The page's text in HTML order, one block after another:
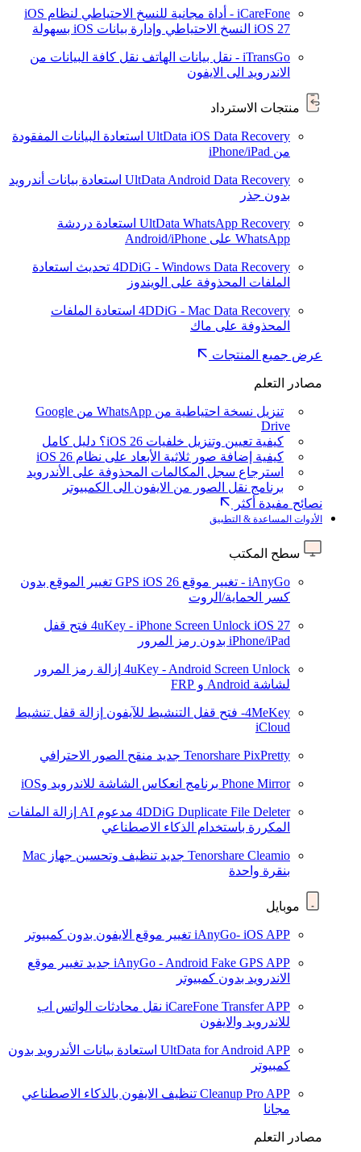
iCareFone - أداة مجانية للنسخ الاحتياطي لنظام iOS
iOS 27 النسخ الاحتياطي وإدارة بيانات iOS بسهولة
iTransGo - نقل بيانات الهاتف
نقل كافة البيانات من
الاندرويد الى الايفون
منتجات الاسترداد
UltData iOS Data Recovery استعادة البيانات المفقودة
من iPhone/iPad
UltData Android Data Recovery استعادة بيانات أندرويد
بدون جذر
UltData WhatsApp Recovery استعادة دردشة
WhatsApp على Android/iPhone
4DDiG - Windows Data Recovery تحديث استعادة
الملفات المحذوفة على الويندوز
4DDiG - Mac Data Recovery استعادة الملفات
المحذوفة على ماك
عرض جميع المنتجات
مصادر التعلم
تنزيل نسخة احتياطية من WhatsApp من Google
Drive
كيفية تعيين وتنزيل خلفيات iOS 26؟ دليل كامل
كيفية إضافة صور ثلاثية الأبعاد على نظام iOS 26
استرجاع سجل المكالمات المحذوفة على الأندرويد
برنامج نقل الصور من الايفون الى الكمبيوتر
نصائح مفيدة أكثر
الأدوات المساعدة & التطبيق
سطح المكتب
iAnyGo - تغيير موقع GPS iOS 26
تغيير الموقع بدون
كسر الحماية/الروت
4uKey - iPhone Screen Unlock iOS 27
فتح قفل
iPhone/iPad بدون رمز المرور
4uKey - Android Screen Unlock إزالة رمز المرور
لشاشة Android و FRP
4MeKey- فتح قفل التنشيط للآيفون
إزالة قفل تنشيط
iCloud
Tenorshare PixPretty جديد منقح الصور الاحترافي
Phone Mirror برنامج انعكاس الشاشة للاندرويد وiOS
4DDiG Duplicate File Deleter مدعوم AI
إزالة الملفات
المكررة باستخدام الذكاء الاصطناعي
Tenorshare Cleamio جديد
تنظيف وتحسين جهاز Mac
بنقرة واحدة
موبايل
iAnyGo- iOS APP تغيير موقع الايفون بدون كمبيوتر
iAnyGo - Android Fake GPS APP جديد تغيير موقع
الاندرويد بدون كمبيوتر
iCareFone Transfer APP نقل محادثات الواتس اب
للاندرويد والايفون
UltData for Android APP استعادة بيانات الأندرويد بدون
كمبيوتر
Cleanup Pro APP تنظيف الايفون بالذكاء الاصطناعي
مجانا
مصادر التعلم